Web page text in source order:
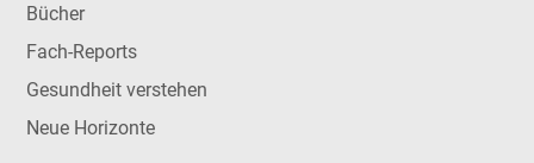
Bücher
Fach-Reports
Gesundheit verstehen
Neue Horizonte